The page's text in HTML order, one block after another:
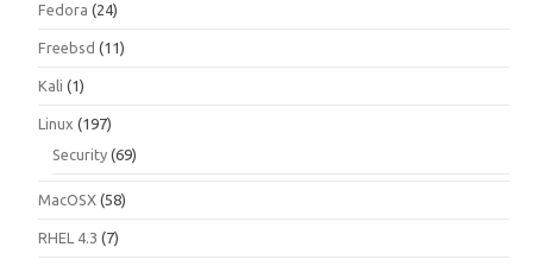
Fedora (24)
Freebsd (11)
Kali (1)
Linux (197)
Security (69)
MacOSX (58)
RHEL 4.3 (7)